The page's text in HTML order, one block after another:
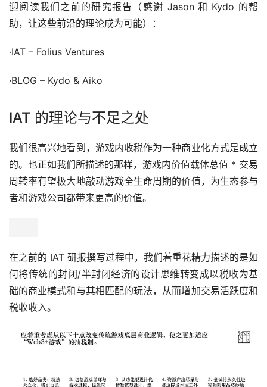
迎阅读我们之前的研究报告（感谢 Jason 和 Kydo 的帮
助，让这些前沿的理论成为可能）：
·IAT – Folius Ventures
·BLOG – Kydo & Aiko
IAT 的理论与不足之处
我们很高兴地看到，游戏内收税作为一种商业化方式是成立
的。也正如我们所描述的那样，游戏内价值载体总值 * 交易
周转率有望极大地敲动游戏全生命周期的价值，为生态参与
者和游戏公司都带来更高的价值。
在之前的 IAT 研报撰写过程中，我们着重花精力描述的是如
何将传统的封闭/半封闭经济的设计思维转变成以税收为基
础的商业模式和与其相匹配的玩法，从而增加交易活跃度和
税收收入。